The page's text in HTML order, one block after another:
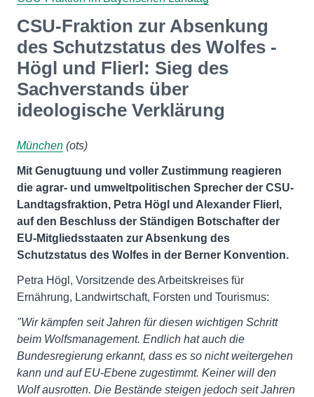
CSU-Fraktion zur Absenkung
des Schutzstatus des Wolfes -
Högl und Flierl: Sieg des
Sachverstands über
ideologische Verklärung
München (ots)
Mit Genugtuung und voller Zustimmung reagieren
die agrar- und umweltpolitischen Sprecher der CSU-
Landtagsfraktion, Petra Högl und Alexander Flierl,
auf den Beschluss der Ständigen Botschafter der
EU-Mitgliedsstaaten zur Absenkung des
Schutzstatus des Wolfes in der Berner Konvention.
Petra Högl, Vorsitzende des Arbeitskreises für
Ernährung, Landwirtschaft, Forsten und Tourismus:
"Wir kämpfen seit Jahren für diesen wichtigen Schritt
beim Wolfsmanagement. Endlich hat auch die
Bundesregierung erkannt, dass es so nicht weitergehen
kann und auf EU-Ebene zugestimmt. Keiner will den
Wolf ausrotten. Die Bestände steigen jedoch seit Jahren